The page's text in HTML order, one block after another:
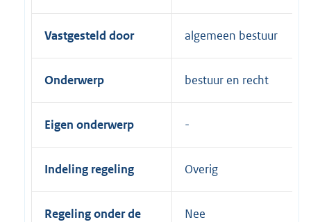
Vastgesteld door algemeen bestuur
Onderwerp bestuur en recht
Eigen onderwerp
Indeling regeling Overig
Regeling onder de
Nee